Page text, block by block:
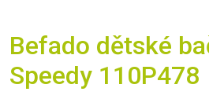
Befado dětské
Speedy 110P478